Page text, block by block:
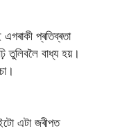
প্ৰতিব্ৰতা
তুলিবলৈ বাধ্য হয়।
এটা জৰীপত